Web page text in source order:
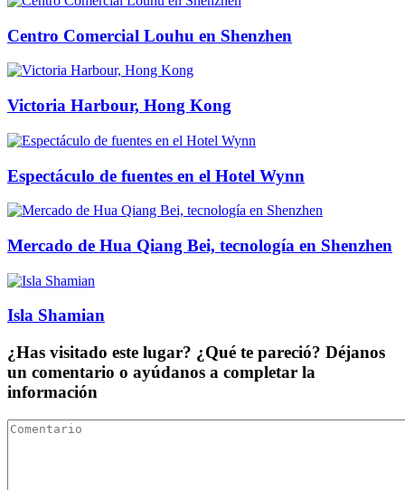
Centro Comercial Louhu en Shenzhen
Victoria Harbour, Hong Kong
Espectáculo de fuentes en el Hotel Wynn
Mercado de Hua Qiang Bei, tecnología en Shenzhen
Isla Shamian
¿Has visitado este lugar? ¿Qué te pareció? Déjanos
un comentario o ayúdanos a completar la
información